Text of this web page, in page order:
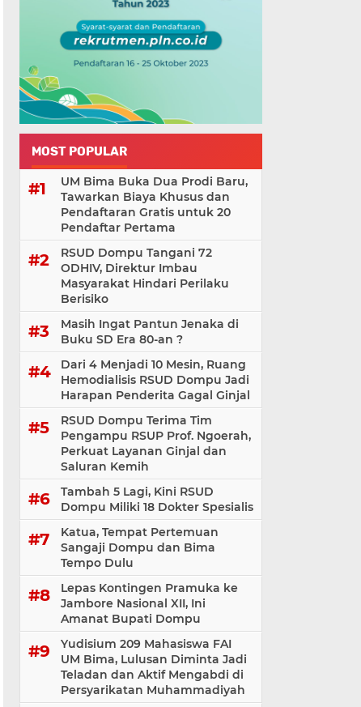
MOST POPULAR
UM Bima Buka Dua Prodi Baru,
Tawarkan Biaya Khusus dan
Pendaftaran Gratis untuk 20
Pendaftar Pertama
RSUD Dompu Tangani 72
ODHIV, Direktur Imbau
Masyarakat Hindari Perilaku
Berisiko
Masih Ingat Pantun Jenaka di
Buku SD Era 80-an ?
Dari 4 Menjadi 10 Mesin, Ruang
Hemodialisis RSUD Dompu Jadi
Harapan Penderita Gagal Ginjal
RSUD Dompu Terima Tim
Pengampu RSUP Prof. Ngoerah,
Perkuat Layanan Ginjal dan
Saluran Kemih
Tambah 5 Lagi, Kini RSUD
Dompu Miliki 18 Dokter Spesialis
Katua, Tempat Pertemuan
Sangaji Dompu dan Bima
Tempo Dulu
Lepas Kontingen Pramuka ke
Jambore Nasional XII, Ini
Amanat Bupati Dompu
Yudisium 209 Mahasiswa FAI
UM Bima, Lulusan Diminta Jadi
Teladan dan Aktif Mengabdi di
Persyarikatan Muhammadiyah